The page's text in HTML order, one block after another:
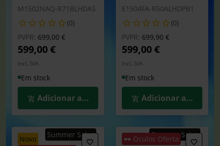
M1502NAQ-R71BLHDAS
(0)
PVPR: Preço reduzido de
699,00 €para
599,00 €
Incl. IVA
Em stock
Adicionar ao Carrinho
E1504FA-R50ALHDPB1
(0)
PVPR: Preço reduzido de
699,90 €para
599,00 €
Incl. IVA
Em stock
Adicionar ao
novo
Summer Sales 🕶️ Óculos Oferta
Summer Sales